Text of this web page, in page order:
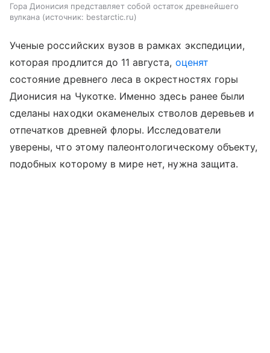
Гора Дионисия представляет собой остаток древнейшего
вулкана
источник: bestarctic.ru
Ученые российских вузов в рамках экспедиции,
которая продлится до 11 августа, оценят
состояние древнего леса в окрестностях горы
Дионисия на Чукотке. Именно здесь ранее были
сделаны находки окаменелых стволов деревьев и
отпечатков древней флоры. Исследователи
уверены, что этому палеонтологическому объекту,
подобных которому в мире нет, нужна защита.